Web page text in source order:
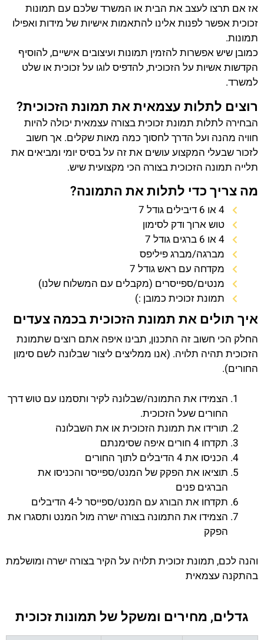
אז אם תרצו לעצב את הבית או המשרד שלכם עם תמונות
זכוכית אפשר לפנות אלינו להתאמות אישיות של מידות ואפילו
תמונות.
כמובן שיש אפשרות להזמין תמונות ועיצובים אישיים, להוסיף
הקדשות אשיות על הזכוכית, להדפיס לוגו על זכוכית או שלט
למשרד.
רוצים לתלות עצמאית את תמונת הזכוכית?
הבחירה לתלות תמונת זכוכית בצורה עצמאית יכולה להיות
חוויה מהנה ועל הדרך לחסוך כמה מאות שקלים. אך חשוב
לזכור שבעלי המקצוע עושים את זה על בסיס יומי ומביאים את
תלייה תמונה הזכוכית בצורה הכי מקצועית שיש.
מה צריך כדי לתלות את התמונה?
4 או 6 דיבילים גודל 7
טוש ארוך ודק לסימון
4 או 6 ברגים גודל 7
מברגה/מברג פיליפס
מקדחה עם ראש גודל 7
מנטים/ספייסרים (מקבלים עם המשלוח שלנו)
תמונת זכוכית כמובן :)
איך תולים את תמונת הזכוכית בכמה צעדים
החלק הכי חשוב זה התכנון, תבינו איפה אתם רוצים שתמונת
הזכוכית תהיה תלויה. (אנו ממליצים ליצור שבלונה לשם סימון
החורים).
הצמידו את התמונה/שבלונה לקיר ותסמנו עם טוש דרך
החורים שעל הזכוכית.
תורידו את תמונת הזכוכית או את השבלונה
תקדחו 4 חורים איפה שסימנתם
הכניסו את 4 הדיבלים לתוך החורים
תוציאו את הפקק של המנט/ספייסר והכניסו את
הברגים פנים
תקדחו את הבורג עם המנט/ספייסר ל-4 הדיבלים
הצמידו את התמונה בצורה ישרה מול המנט ותסגרו את
הפקק
והנה לכם, תמונת זכוכית תלויה על הקיר בצורה ישרה ומושלמת
בהתקנה עצמאית
גדלים, מחירים ומשקל של תמונות זכוכית